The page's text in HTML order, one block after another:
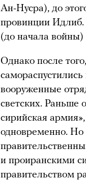
Ан-Нусра), до
провинции Идлиб.
(до начала
Однако после
вооруженные
светских. Раньше
сирийская
одновременно.
и проиранскими
правительством